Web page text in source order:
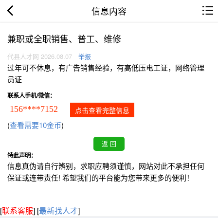
信息内容
兼职或全职销售、普工、维修
代县人才网 2026.08.07 举报
过年可不休息，有广告销售经验，有高低压电工证，网络管理
员证
联系人手机/微信：
156****7152 点击查看完整信息
(查看需要10金币)
特此声明：
信息真伪请自行辨别，求职应聘须谨慎，网站对此不承担任何
保证或连带责任! 希望我们的平台能为您带来更多的便利！
[联系客服] [最新找人才]